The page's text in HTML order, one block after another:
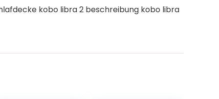
kobo libra 2 beschreibung kobo libra